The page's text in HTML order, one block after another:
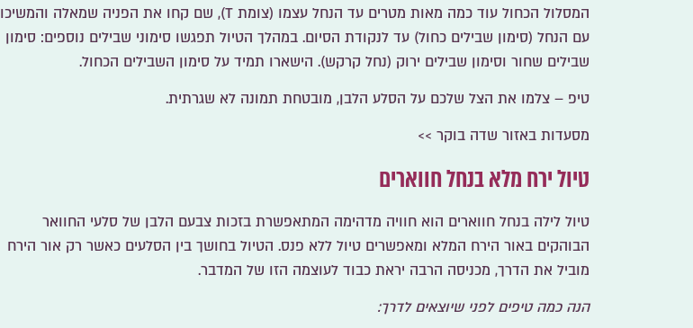
המסלול הכחול עוד כמה מאות מטרים עד הנחל עצמו (צומת T), שם קחו את הפניה שמאלה והמשיכו
עם הנחל (סימון שבילים כחול) עד לנקודת הסיום. במהלך הטיול תפגשו סימוני שבילים נוספים: סימון
שבילים שחור וסימון שבילים ירוק (נחל קרקש). הישארו תמיד על סימון השבילים הכחול.
טיפ – צלמו את הצל שלכם על הסלע הלבן, מובטחת תמונה לא שגרתית.
מסעדות באזור שדה בוקר >>
טיול ירח מלא בנחל חווארים
טיול לילה בנחל חווארים הוא חוויה מדהימה המתאפשרת בזכות צבעם הלבן של סלעי החוואר
הבוהקים באור הירח המלא ומאפשרים טיול ללא פנס. הטיול בחושך בין הסלעים כאשר רק אור הירח
מוביל את הדרך, מכניסה הרבה יראת כבוד לעוצמה הזו של המדבר.
הנה כמה טיפים לפני שיוצאים לדרך: